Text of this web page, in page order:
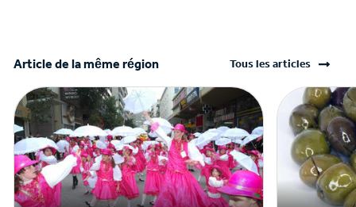
Article de la même région Tous les articles